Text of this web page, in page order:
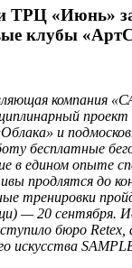
«Июнь»
клубы
компания
и
бесплатные
в едином опыте
продлятся до
тренировки
— 20 сентября.
бюро Retex,
искусства